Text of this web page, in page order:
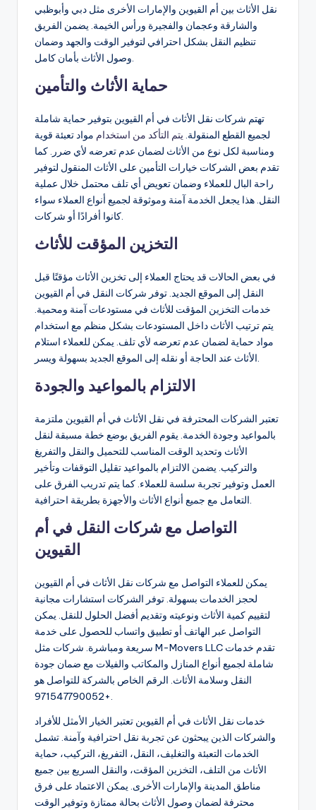
نقل الأثاث بين أم القيوين والإمارات الأخرى مثل دبي وأبوظبي
والشارقة وعجمان والفجيرة ورأس الخيمة. يضمن الفريق
تنظيم النقل بشكل احترافي لتوفير الوقت والجهد وضمان
وصول الأثاث بأمان كامل.
حماية الأثاث والتأمين
تهتم شركات نقل الأثاث في أم القيوين بتوفير حماية شاملة
لجميع القطع المنقولة. يتم التأكد من استخدام مواد تعبئة قوية
ومناسبة لكل نوع من الأثاث لضمان عدم تعرضه لأي ضرر. كما
تقدم بعض الشركات خيارات التأمين على الأثاث المنقول لتوفير
راحة البال للعملاء وضمان تعويض أي تلف محتمل خلال عملية
النقل. هذا يجعل الخدمة آمنة وموثوقة لجميع أنواع العملاء سواء
كانوا أفرادًا أو شركات.
التخزين المؤقت للأثاث
في بعض الحالات قد يحتاج العملاء إلى تخزين الأثاث مؤقتًا قبل
النقل إلى الموقع الجديد. توفر شركات النقل في أم القيوين
خدمات التخزين المؤقت للأثاث في مستودعات آمنة ومحمية.
يتم ترتيب الأثاث داخل المستودعات بشكل منظم مع استخدام
مواد حماية لضمان عدم تعرضه لأي تلف. يمكن للعملاء استلام
الأثاث عند الحاجة أو نقله إلى الموقع الجديد بسهولة ويسر.
الالتزام بالمواعيد والجودة
تعتبر الشركات المحترفة في نقل الأثاث في أم القيوين ملتزمة
بالمواعيد وجودة الخدمة. يقوم الفريق بوضع خطة مسبقة لنقل
الأثاث وتحديد الوقت المناسب للتحميل والنقل والتفريغ
والتركيب. يضمن الالتزام بالمواعيد تقليل التوقفات وتأخير
العمل وتوفير تجربة سلسة للعملاء. كما يتم تدريب الفرق على
التعامل مع جميع أنواع الأثاث والأجهزة بطريقة احترافية.
التواصل مع شركات النقل في أم
القيوين
يمكن للعملاء التواصل مع شركات نقل الأثاث في أم القيوين
لحجز الخدمات بسهولة. توفر الشركات استشارات مجانية
لتقييم كمية الأثاث ونوعيته وتقديم أفضل الحلول للنقل. يمكن
التواصل عبر الهاتف أو تطبيق واتساب للحصول على خدمة
سريعة ومباشرة. شركات مثل M-Movers LLC تقدم خدمات
شاملة لجميع أنواع المنازل والمكاتب والفيلات مع ضمان جودة
النقل وسلامة الأثاث. الرقم الخاص بالشركة للتواصل هو
+971547790052.
خدمات نقل الأثاث في أم القيوين تعتبر الخيار الأمثل للأفراد
والشركات الذين يبحثون عن تجربة نقل احترافية وآمنة. تشمل
الخدمات التعبئة والتغليف، النقل، التفريغ، التركيب، حماية
الأثاث من التلف، التخزين المؤقت، والنقل السريع بين جميع
مناطق المدينة والإمارات الأخرى. يمكن الاعتماد على فرق
محترفة لضمان وصول الأثاث بحالة ممتازة وتوفير الوقت